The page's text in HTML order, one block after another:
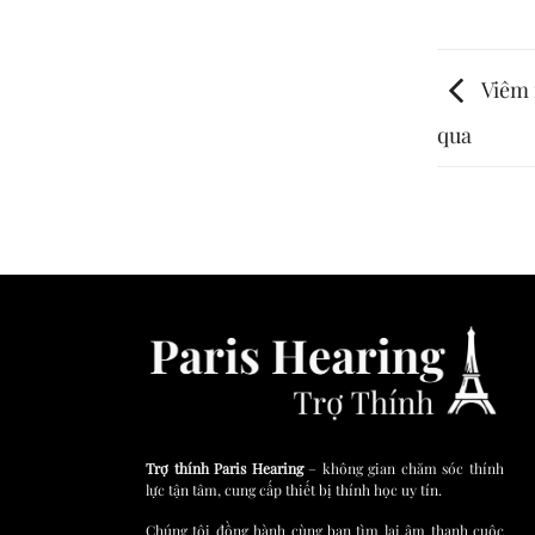
qua
Trợ thính Paris Hearing– không gian chăm sóc thính
lực tận tâm, cung cấp thiết bị thính học uy tín.
Chúng tôi đồng hành cùng bạn tìm lại âm thanh cuộc